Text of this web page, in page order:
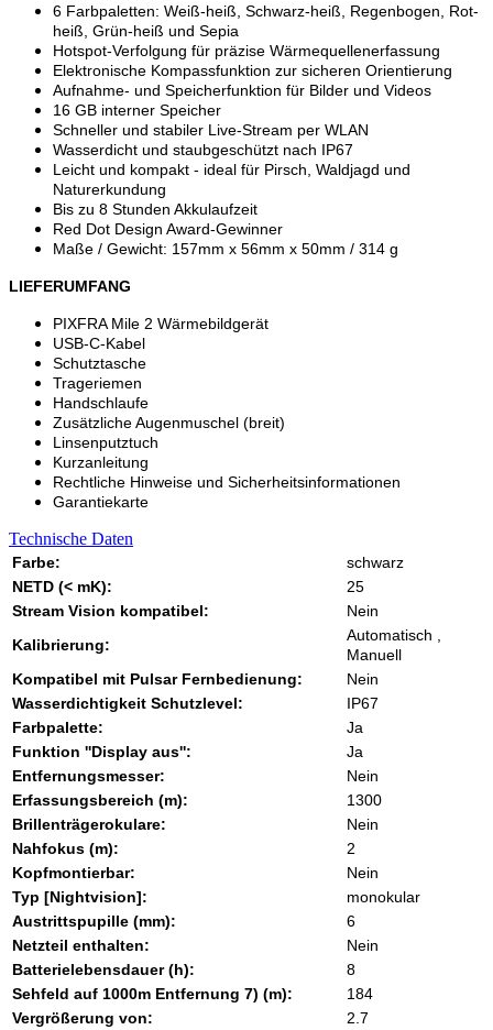
6 Farbpaletten: Weiß-heiß, Schwarz-heiß, Regenbogen, Rot-
heiß, Grün-heiß und Sepia
Hotspot-Verfolgung für präzise Wärmequellenerfassung
Elektronische Kompassfunktion zur sicheren Orientierung
Aufnahme- und Speicherfunktion für Bilder und Videos
16 GB interner Speicher
Schneller und stabiler Live-Stream per WLAN
Wasserdicht und staubgeschützt nach IP67
Leicht und kompakt - ideal für Pirsch, Waldjagd und
Naturerkundung
Bis zu 8 Stunden Akkulaufzeit
Red Dot Design Award-Gewinner
Maße / Gewicht: 157mm x 56mm x 50mm / 314 g
LIEFERUMFANG
PIXFRA Mile 2 Wärmebildgerät
USB-C-Kabel
Schutztasche
Trageriemen
Handschlaufe
Zusätzliche Augenmuschel (breit)
Linsenputztuch
Kurzanleitung
Rechtliche Hinweise und Sicherheitsinformationen
Garantiekarte
Technische Daten
Farbe:
schwarz
NETD (< mK):
25
Stream Vision kompatibel:
Nein
Kalibrierung:
Automatisch ,
Manuell
Kompatibel mit Pulsar Fernbedienung:
Nein
Wasserdichtigkeit Schutzlevel:
IP67
Farbpalette:
Ja
Funktion ''Display aus'':
Ja
Entfernungsmesser:
Nein
Erfassungsbereich (m):
1300
Brillenträgerokulare:
Nein
Nahfokus (m):
2
Kopfmontierbar:
Nein
Typ [Nightvision]:
monokular
Austrittspupille (mm):
6
Netzteil enthalten:
Nein
Batterielebensdauer (h):
8
Sehfeld auf 1000m Entfernung 7) (m):
184
Vergrößerung von:
2.7